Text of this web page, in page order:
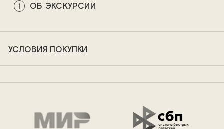
ОБ ЭКСКУРСИИ
УСЛОВИЯ ПОКУПКИ